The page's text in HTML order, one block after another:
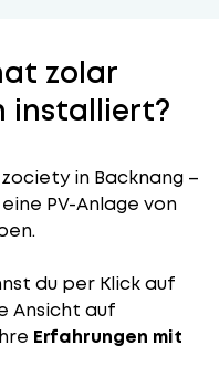
zolar
installiert?
in Backnang –
PV-Anlage von
du per Klick auf
Ansicht auf
Erfahrungen mit